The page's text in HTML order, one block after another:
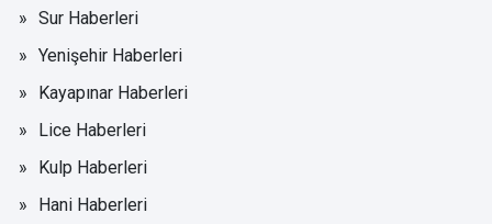
Sur Haberleri
Yenişehir Haberleri
Kayapınar Haberleri
Lice Haberleri
Kulp Haberleri
Hani Haberleri